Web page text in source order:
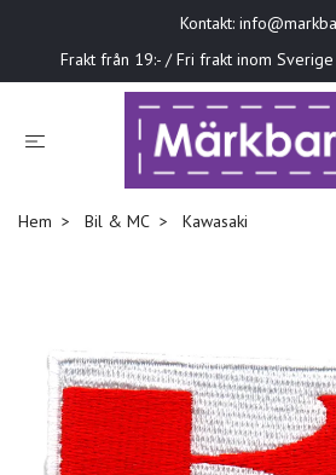
Kontakt:
Frakt från 19:- / Fri frakt inom
Hem Bil & MC Kawasaki